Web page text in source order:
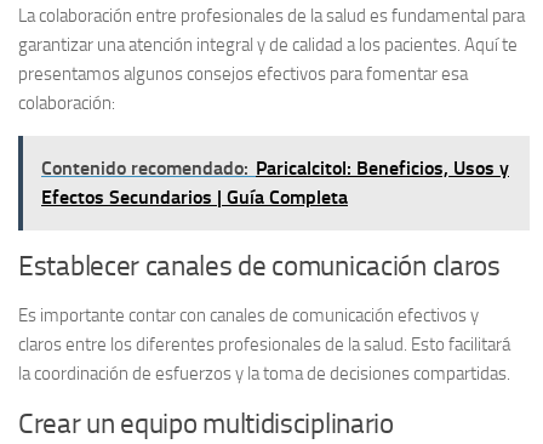
La colaboración entre profesionales de la salud es fundamental para
garantizar una atención integral y de calidad a los pacientes. Aquí te
presentamos algunos consejos efectivos para fomentar esa
colaboración:
Contenido recomendado: Paricalcitol: Beneficios, Usos y
Efectos Secundarios | Guía Completa
Establecer canales de comunicación claros
Es importante contar con canales de comunicación efectivos y
claros entre los diferentes profesionales de la salud. Esto facilitará
la coordinación de esfuerzos y la toma de decisiones compartidas.
Crear un equipo multidisciplinario